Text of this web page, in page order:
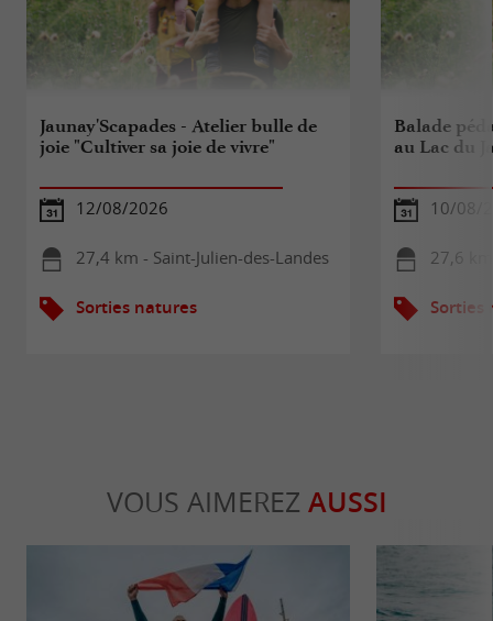
Jaunay'Scapades - Atelier bulle de
joie "Cultiver sa joie de vivre"
12/08/2026
27,4 km - Saint-Julien-des-Landes
Sorties natures
Balade
au Lac du
10/08/
27,6
Sorties
VOUS AIMEREZ AUSSI